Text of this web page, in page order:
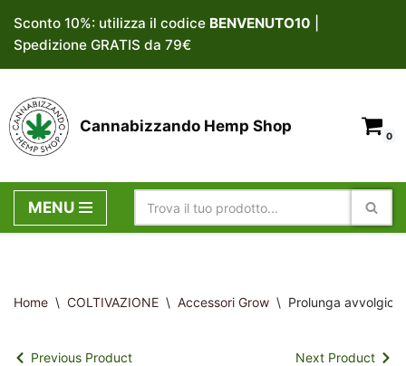
Vai
al
contenuto
Sconto 10%: utilizza il codice BENVENUTO10
Spedizione GRATIS da 79€
Cannabizzando Hemp Shop
0
MENU
Home \ COLTIVAZIONE \ Accessori Grow \ Prolunga
Previous Product Next Product